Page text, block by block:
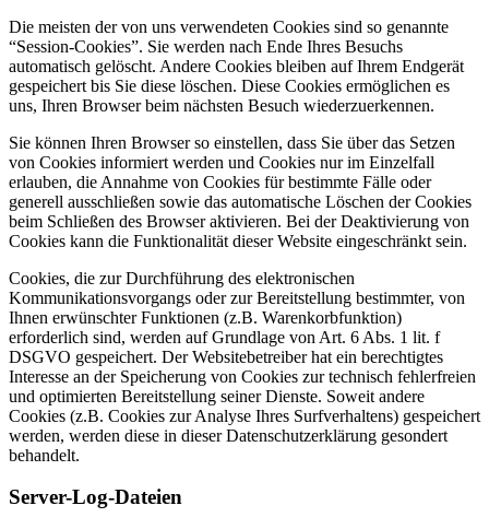
Die meisten der von uns verwendeten Cookies sind so genannte
“Session-Cookies”. Sie werden nach Ende Ihres Besuchs
automatisch gelöscht. Andere Cookies bleiben auf Ihrem Endgerät
gespeichert bis Sie diese löschen. Diese Cookies ermöglichen es
uns, Ihren Browser beim nächsten Besuch wiederzuerkennen.
Sie können Ihren Browser so einstellen, dass Sie über das Setzen
von Cookies informiert werden und Cookies nur im Einzelfall
erlauben, die Annahme von Cookies für bestimmte Fälle oder
generell ausschließen sowie das automatische Löschen der Cookies
beim Schließen des Browser aktivieren. Bei der Deaktivierung von
Cookies kann die Funktionalität dieser Website eingeschränkt sein.
Cookies, die zur Durchführung des elektronischen
Kommunikationsvorgangs oder zur Bereitstellung bestimmter, von
Ihnen erwünschter Funktionen (z.B. Warenkorbfunktion)
erforderlich sind, werden auf Grundlage von Art. 6 Abs. 1 lit. f
DSGVO gespeichert. Der Websitebetreiber hat ein berechtigtes
Interesse an der Speicherung von Cookies zur technisch fehlerfreien
und optimierten Bereitstellung seiner Dienste. Soweit andere
Cookies (z.B. Cookies zur Analyse Ihres Surfverhaltens) gespeichert
werden, werden diese in dieser Datenschutzerklärung gesondert
behandelt.
Server-Log-Dateien